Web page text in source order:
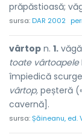
prăpăstioasă;
sursa:DAR 2002
vârtop n. 1.
toate vârtoapele
împiedică
vârtop, peșteră
cavernă].
sursa:Șăineanu, ed.